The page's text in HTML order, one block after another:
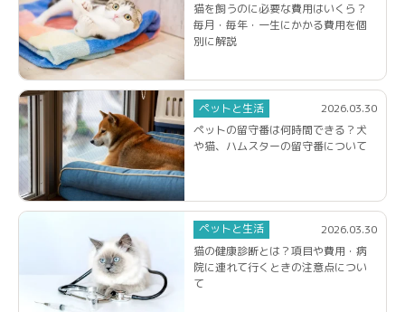
猫を飼うのに必要な費用はいくら？
毎月・毎年・一生にかかる費用を個
別に解説
ペットと生活
2026.03.30
ペットの留守番は何時間できる？犬
や猫、ハムスターの留守番について
ペットと生活
2026.03.30
猫の健康診断とは？項目や費用・病
院に連れて行くときの注意点につい
て